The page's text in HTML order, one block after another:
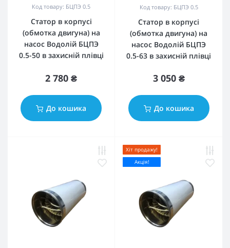
Код товару: БЦПЭ 0.5
Статор в корпусі
(обмотка двигуна) на
насос Водолій БЦПЭ
0.5-50 в захисній плівці
2 780 ₴
До кошика
Код товару: БЦПЭ 0.5
Статор в корпусі
(обмотка двигуна) на
насос Водолій БЦПЭ
0.5-63 в захисній плівці
3 050 ₴
До кошика
Хіт продажу!
Акція!